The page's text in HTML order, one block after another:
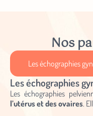
Nos
Les échographies
Les échographies
Les échographies
l’utérus et des ovaires.